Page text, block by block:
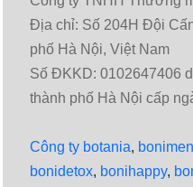
Địa chỉ: Số 204H Đội
phố Hà Nội, Việt Nam
Số ĐKKD: 0102647406
thành phố Hà Nội cấp
Công ty botania, bonimen
bonidetox, bonihappy,